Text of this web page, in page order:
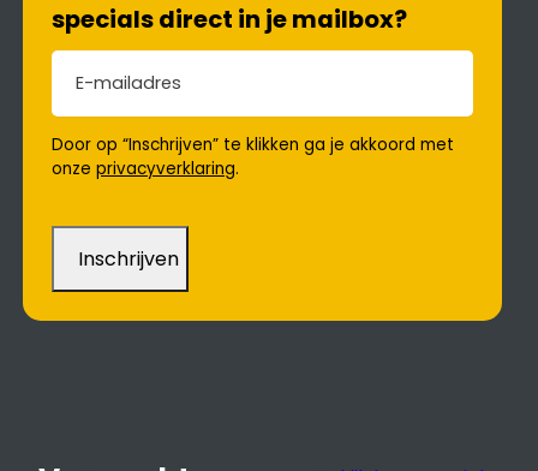
specials direct in je mailbox?
E-mailadres
Door op “Inschrijven” te klikken ga je akkoord met
onzeprivacyverklaring.